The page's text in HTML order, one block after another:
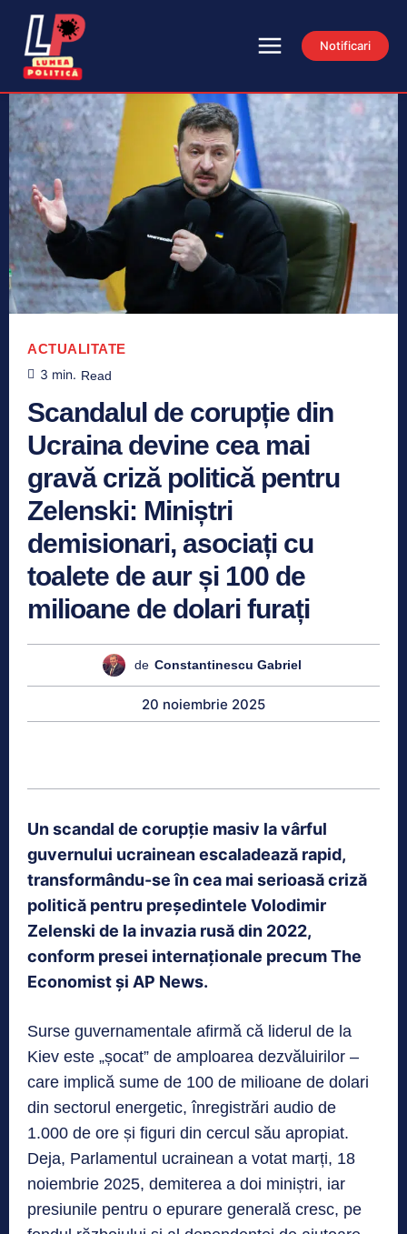
Notificari
ACTUALITATE
3 min. Read
Scandalul de corupție din
Ucraina devine cea mai
gravă criză politică pentru
Zelenski: Miniștri
demisionari, asociați cu
toalete de aur și 100 de
milioane de dolari furați
de Constantinescu Gabriel
20 noiembrie 2025
Un scandal de corupție masiv la vârful
guvernului ucrainean escaladează rapid,
transformându-se în cea mai serioasă criză
politică pentru președintele Volodimir
Zelenski de la invazia rusă din 2022,
conform presei internaționale precum The
Economist și AP News.
Surse guvernamentale afirmă că liderul de la
Kiev este „șocat” de amploarea dezvăluirilor –
care implică sume de 100 de milioane de dolari
din sectorul energetic, înregistrări audio de
1.000 de ore și figuri din cercul său apropiat.
Deja, Parlamentul ucrainean a votat marți, 18
noiembrie 2025, demiterea a doi miniștri, iar
presiunile pentru o epurare generală cresc, pe